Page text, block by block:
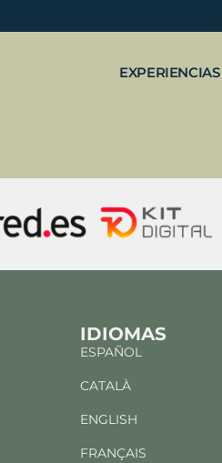
EXPERIENCIAS
IDIOMAS
ESPAÑOL
CATALÀ
ENGLISH
FRANÇAIS